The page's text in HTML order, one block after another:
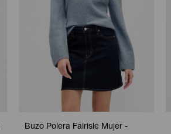
Buzo Polera Fairisle Mujer -